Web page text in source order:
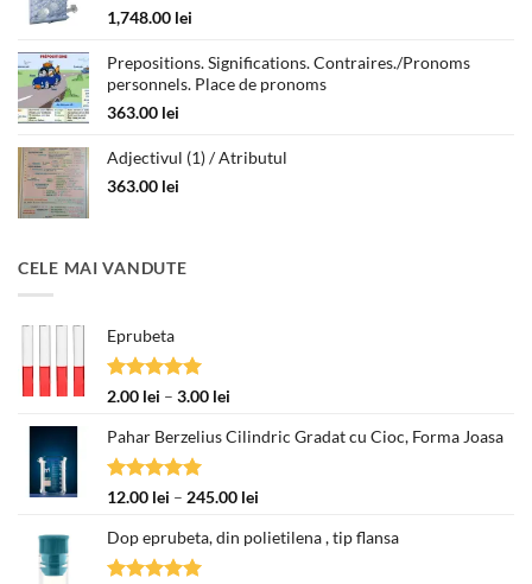
1,748.00 lei
Prepositions. Significations. Contraires./Pronoms
personnels. Place de pronoms
363.00 lei
Adjectivul (1) / Atributul
363.00 lei
CELE MAI VANDUTE
Eprubeta
Evaluat la
2.00 lei – 3.00 lei
prețuri:
la
3.00 lei
Pahar Berzelius Cilindric Gradat cu Cioc, Forma Joasa
Evaluat la
12.00 lei – 245.00 lei
prețuri:
Dop eprubeta, din polietilena , tip flansa